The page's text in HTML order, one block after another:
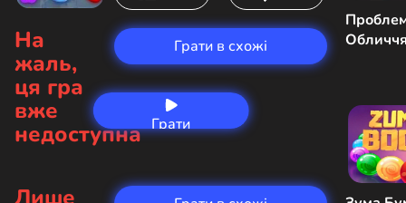
Грати
На
жаль,
ця гра
вже
недоступна
Грати в схожі